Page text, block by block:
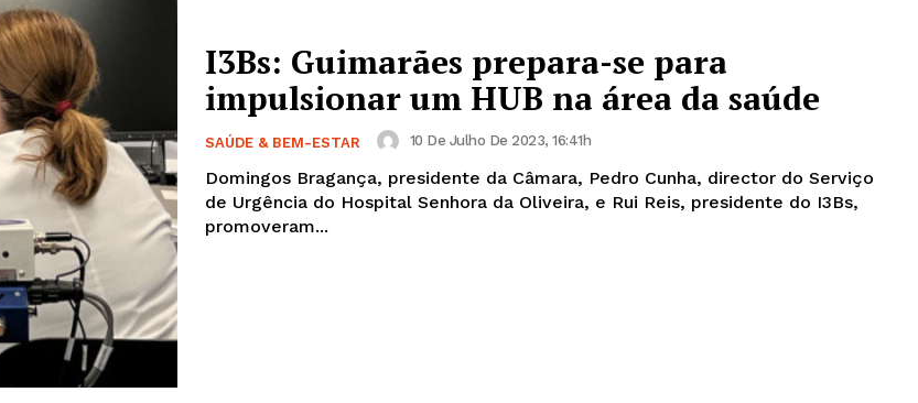
I3Bs: Guimarães prepara-se para
impulsionar um HUB na área da saúde
SAÚDE & BEM-ESTAR 10 De Julho De 2023, 16:41h
Domingos Bragança, presidente da Câmara, Pedro Cunha, director do Serviço
de Urgência do Hospital Senhora da Oliveira, e Rui Reis, presidente do I3Bs,
promoveram...